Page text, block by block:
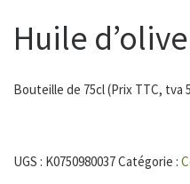
Huile
Bouteille de 75cl (Prix TTC, tva
UGS : K0750980037Catégorie :